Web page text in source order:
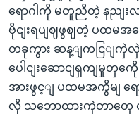
ရောဂါကို မတူညီတဲ့ နညျးလ
ဗိုငျးရပျဈဖွဈတဲ့ ပထမအ
တခုကွား ဆန့ျကငြျကှဲလှဲ
ပေါငျးဆောငျရှကျမှုတှက
အားဖွင့ျ ပထမအကွိမျ ရော
လို သဘောထားကှဲတာတှေ ထ